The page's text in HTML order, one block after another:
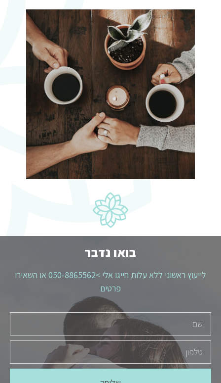
בואו נדבר
לייעוץ ראשוני ללא עלות חייגו אלי >050-8865562 או השאירו
פרטים